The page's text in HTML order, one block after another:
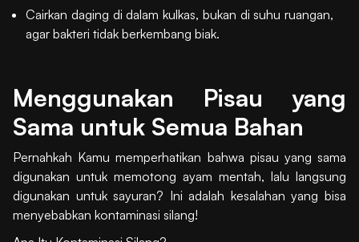
Cairkan daging di dalam kulkas, bukan di suhu ruangan,
agar bakteri tidak berkembang biak.
Menggunakan Pisau yang
Sama untuk Semua Bahan
Pernahkah Kamu memperhatikan bahwa pisau yang sama
digunakan untuk memotong ayam mentah, lalu langsung
digunakan untuk sayuran? Ini adalah kesalahan yang bisa
menyebabkan kontaminasi silang!